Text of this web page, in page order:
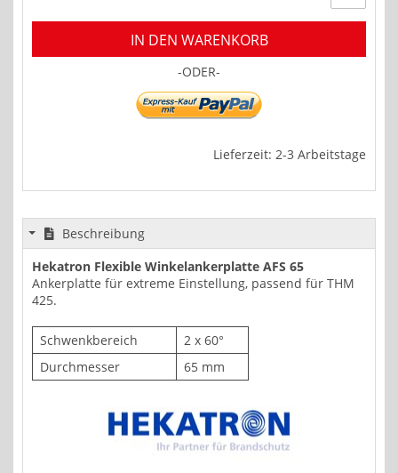
IN DEN WARENKORB
-ODER-
Lieferzeit: 2-3 Arbeitstage
Beschreibung
Hekatron Flexible Winkelankerplatte AFS 65
Ankerplatte für extreme Einstellung, passend für THM
425.
Schwenkbereich
2 x 60°
Durchmesser
65 mm